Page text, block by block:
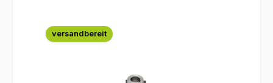
versandbereit